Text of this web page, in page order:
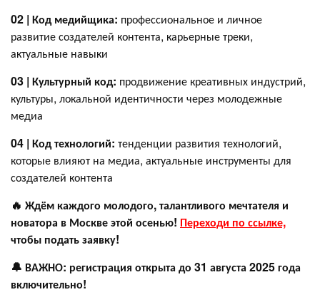
02 | Код медийщика: профессиональное и личное
развитие создателей контента, карьерные треки,
актуальные навыки
03 | Культурный код: продвижение креативных индустрий,
культуры, локальной идентичности через молодежные
медиа
04 | Код технологий: тенденции развития технологий,
которые влияют на медиа, актуальные инструменты для
создателей контента
🔥 Ждём каждого молодого, талантливого мечтателя и
новатора в Москве этой осенью! Переходи по ссылке,
чтобы подать заявку!
🔔 ВАЖНО: регистрация открыта до 31 августа 2025 года
включительно!